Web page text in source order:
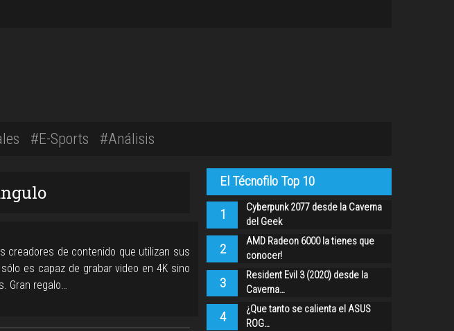
#E-Sports #Análisis
creadores de contenido que utilizan sus
es capaz de grabar video en 4K sino
Gran regalo…
El Técnofilo Top 10
1
Cyberpunk 2077 desde la Caverna
del Geek
2
AMD Radeon 6000 la tienes que
conocer!
3
Resident Evil 3 (2020) desde la
Caverna…
4
¿Que tanto se calienta el ASUS
ROG…